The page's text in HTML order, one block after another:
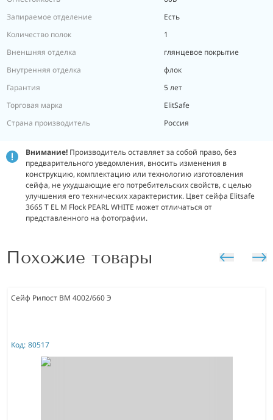
Запираемое отделение
Есть
Количество полок
1
Вненшняя отделка
глянцевое покрытие
Внутренняя отделка
флок
Гарантия
5 лет
Торговая марка
ElitSafe
Страна производитель
Россия
Внимание! Производитель оставляет за собой право, без
предварительного уведомления, вносить изменения в
конструкцию, комплектацию или технологию изготовления
сейфа, не ухудшающие его потребительских свойств, с целью
улучшения его технических характеристик. Цвет сейфа Elitsafe
3665 T EL M Flock PEARL WHITE может отличаться от
представленного на фотографии.
Похожие товары
Сейф Рипост ВМ 4002/660 Э
Код: 80517